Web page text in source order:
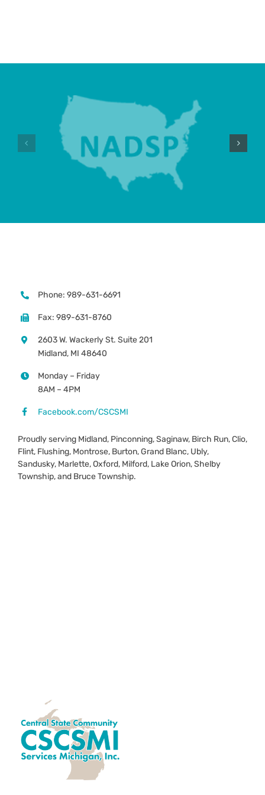
Phone: 989-631-6691
Fax: 989-631-8760
2603 W. Wackerly St. Suite 201
Midland, MI 48640
Monday – Friday
8AM – 4PM
Facebook.com/CSCSMI
Proudly serving Midland, Pinconning, Saginaw, Birch Run, Clio,
Flint, Flushing, Montrose, Burton, Grand Blanc, Ubly,
Sandusky, Marlette, Oxford, Milford, Lake Orion, Shelby
Township, and Bruce Township.